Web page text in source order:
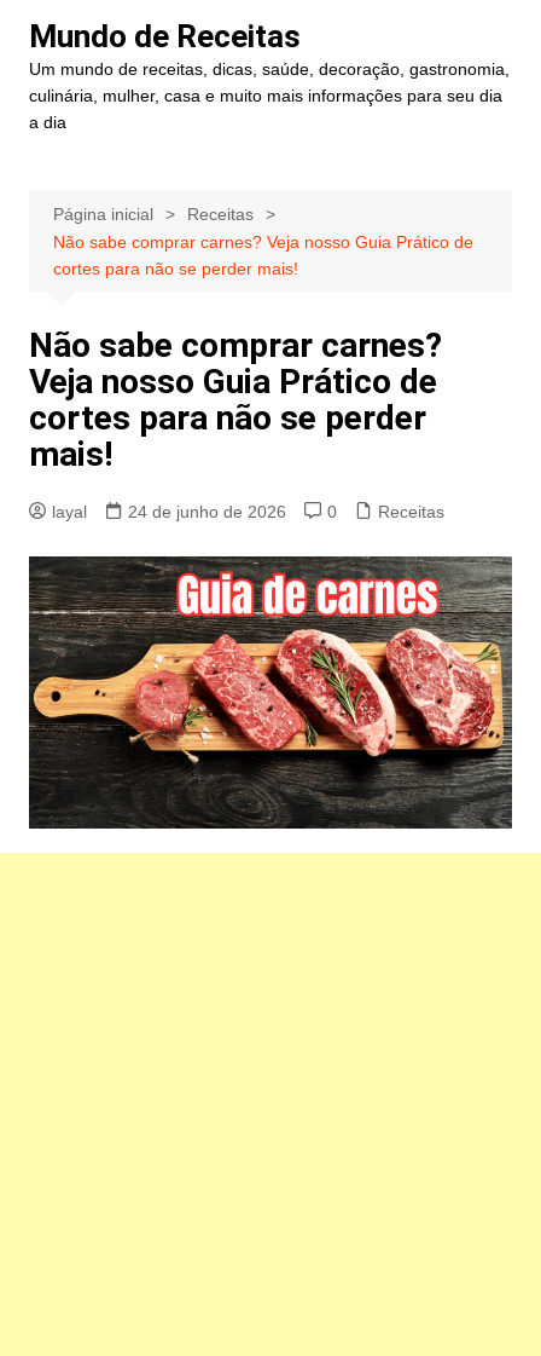
para
conteúdo
Mundo de Receitas
Um mundo de receitas, dicas, saúde, decoração, gastronomia,
culinária, mulher, casa e muito mais informações para seu dia
a dia
Página inicial
Receitas
Não sabe comprar carnes? Veja nosso Guia Prático de
cortes para não se perder mais!
Não sabe comprar carnes?
Veja nosso Guia Prático de
cortes para não se perder
mais!
layal 24 de junho de 2026 0 Receitas